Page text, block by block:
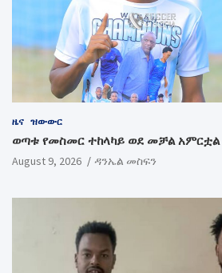
ዜና ዝውውር
ወጣቱ የመስመር ተከላካይ ወደ መቻል አምርቷል
August 9, 2026 ዳንኤል መስፍን